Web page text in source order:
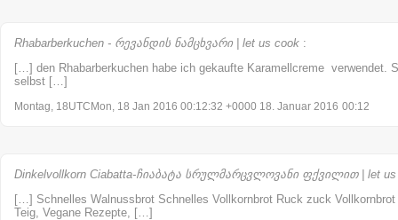
Rhabarberkuchen - რევანდის ნამცხვარი | let us cook :
[…] den Rhabarberkuchen habe ich gekaufte Karamellcreme verwendet.
selbst […]
Montag, 18UTCMon, 18 Jan 2016 00:12:32 +0000 18. Januar 2016 00:12
Dinkelvollkorn Ciabatta-ჩიაბატა სრულმარცვლოვანი ფქვილით | let us
[…] Schnelles Walnussbrot Schnelles Vollkornbrot Ruck zuck
Teig, Vegane Rezepte, […]